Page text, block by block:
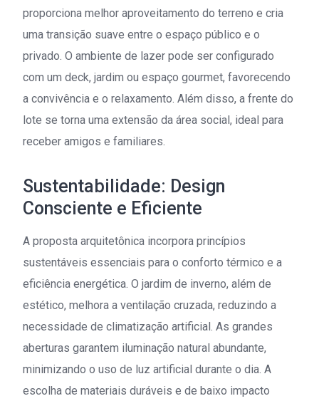
proporciona melhor aproveitamento do terreno e cria
uma transição suave entre o espaço público e o
privado. O ambiente de lazer pode ser configurado
com um deck, jardim ou espaço gourmet, favorecendo
a convivência e o relaxamento. Além disso, a frente do
lote se torna uma extensão da área social, ideal para
receber amigos e familiares.
Sustentabilidade: Design
Consciente e Eficiente
A proposta arquitetônica incorpora princípios
sustentáveis essenciais para o conforto térmico e a
eficiência energética. O jardim de inverno, além de
estético, melhora a ventilação cruzada, reduzindo a
necessidade de climatização artificial. As grandes
aberturas garantem iluminação natural abundante,
minimizando o uso de luz artificial durante o dia. A
escolha de materiais duráveis e de baixo impacto